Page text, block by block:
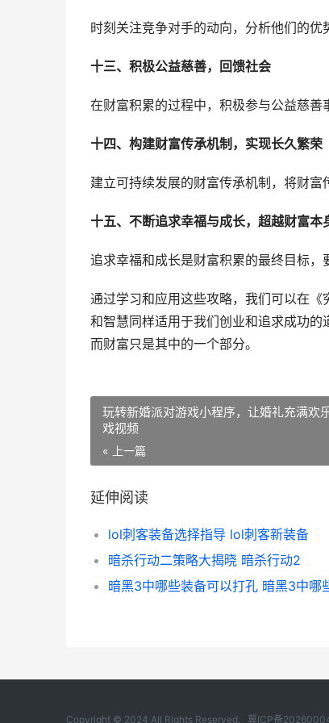
时刻关注竞争对手的动向，分析他们的优
十三、积极公益慈善，回馈社会
在财富积累的过程中，积极参与公益慈善
十四、构建财富传承机制，实现长久繁荣
建立可持续发展的财富传承机制，将财富
十五、不断追求幸福与成长，超越财富本
追求幸福和成长是财富积累的最终目标，
通过学习和应用这些攻略，我们可以在
和智慧同样适用于我们创业和追求成功
而财富只是其中的一个部分。
玩转新婚派对游戏小程序，让婚礼充满欢
戏视频
« 上一篇
延伸阅读
lol刺客装备选择指导 lol刺客新装备
暗杀行动二策略大揭晓 暗杀行动2
Copyright © 2024 All Rights Reserved. 冀ICP备